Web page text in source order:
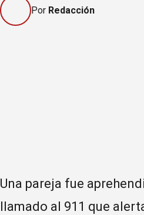
Por Redacción
Una pareja fue
llamado al 911 que